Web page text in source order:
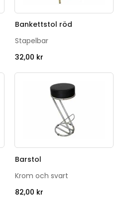
Bankettstol röd
Stapelbar
32,00 kr
Barstol
Krom och svart
82,00 kr